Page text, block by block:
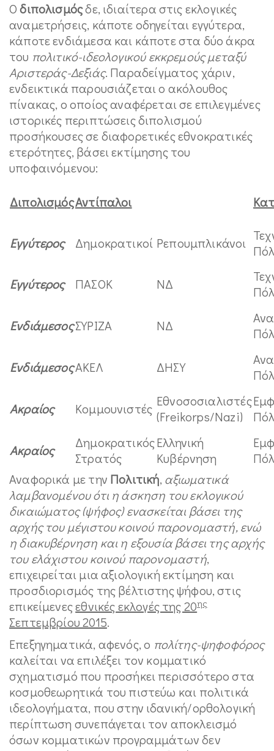
Οδιπολισμόςδε, ιδιαίτερα στις εκλογικές
αναμετρήσεις, κάποτε οδηγείται εγγύτερα,
κάποτε ενδιάμεσα και κάποτε στα δύο άκρα
του πολιτικό-ιδεολογικού εκκρεμούς μεταξύ
Αριστεράς-Δεξιάς. Παραδείγματος χάριν,
ενδεικτικά παρουσιάζεται ο ακόλουθος
πίνακας, ο οποίος αναφέρεται σε επιλεγμένες
ιστορικές περιπτώσεις διπολισμού
προσήκουσες σε διαφορετικές εθνοκρατικές
ετερότητες, βάσει εκτίμησης του
υποφαινόμενου:
ΔιπολισμόςΑντίπαλοι
Εγγύτερος Δημοκρατικοί Ρεπουμπλικάνοι
Εγγύτερος ΠΑΣΟΚ ΝΔ
ΕνδιάμεσοςΣΥΡΙΖΑ ΝΔ
ΕνδιάμεσοςΑΚΕΛ ΔΗΣΥ
Ακραίος Κομμουνιστές Εθνοσοσιαλιστές
(Freikorps/Nazi)
Ακραίος
Δημοκρατικός
Στρατός
Ελληνική
Κυβέρνηση
Αναφορικά με την Πολιτική, αξιωματικά
λαμβανομένου ότι η άσκηση του εκλογικού
δικαιώματος (ψήφος) ενασκείται βάσει της
αρχής του μέγιστου κοινού παρονομαστή, ενώ
η διακυβέρνηση και η εξουσία βάσει της αρχής
του ελάχιστου κοινού παρονομαστή,
επιχειρείται μια αξιολογική εκτίμηση και
προσδιορισμός της βέλτιστης ψήφου, στις
επικείμενεςεθνικές εκλογές της 20ης
Σεπτεμβρίου 2015.
Επεξηγηματικά, αφενός, ο πολίτης-ψηφοφόρος
καλείται να επιλέξει τον κομματικό
σχηματισμό που προσήκει περισσότερο στα
κοσμοθεωρητικά του πιστεύω και πολιτικά
ιδεολογήματα, που στην ιδανική/ορθολογική
περίπτωση συνεπάγεται τον αποκλεισμό
όσων κομματικών προγραμμάτων δεν